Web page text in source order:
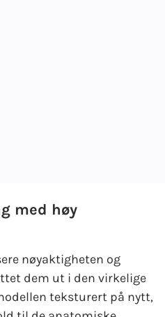
med høy
nøyaktigheten og
dem ut i den virkelige
teksturert på nytt,